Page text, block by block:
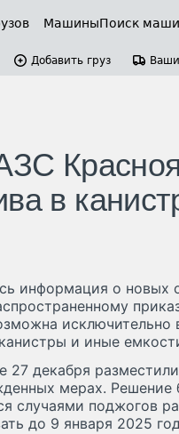
МашиныПоиск
Добавить груз
в
информация о новых
исключительно
и иные
27 декабря
мерах.
случаями поджогов
до 9 января 2025